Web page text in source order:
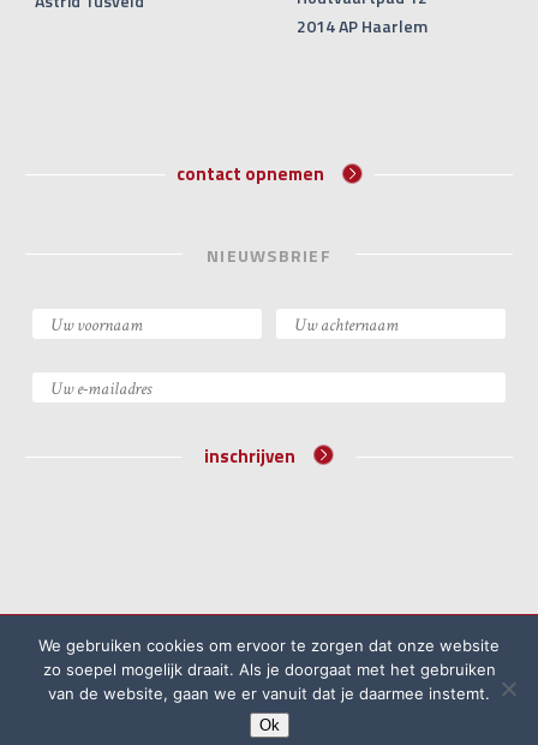
2014 AP Haarlem
contact opnemen
NIEUWSBRIEF
inschrijven
Algemene voorwaarden
Klachtenprocedure
Privacyreglement
website doorRock the Web
We gebruiken cookies om ervoor te zorgen dat onze website
zo soepel mogelijk draait. Als je doorgaat met het gebruiken
van de website, gaan we er vanuit dat je daarmee instemt.
Ok